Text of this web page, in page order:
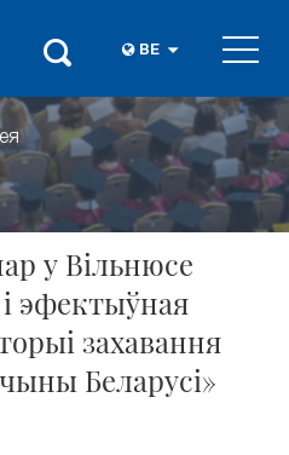
BE
у Вільнюсе
эфектыўная
захавання
Беларусі»